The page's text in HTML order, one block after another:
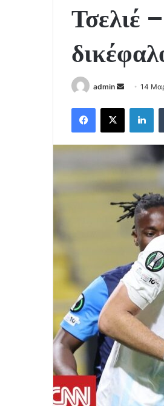
Τσελιέ
admin
Send
email
14
Facebook
X